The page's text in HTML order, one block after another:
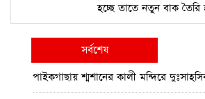
হচ্ছে তাতে নতুন বাক তৈরি
সর্বশেষ
পাইকগাছায় শ্মশানের কালী মন্দিরে